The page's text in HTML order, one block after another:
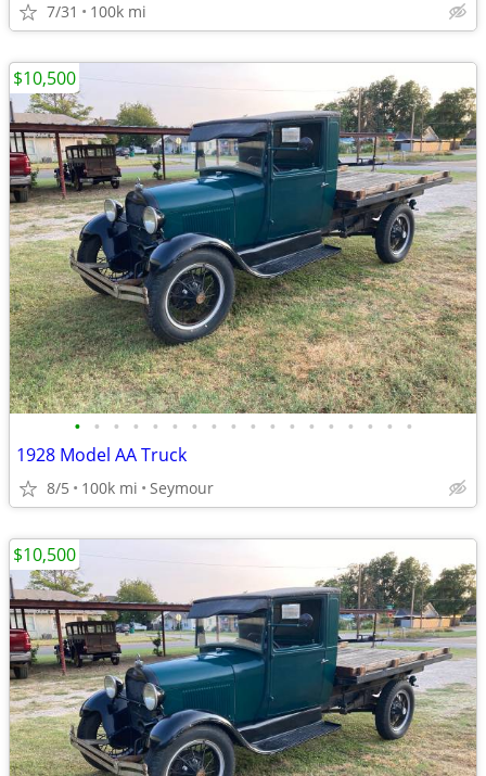
7/31 100k mi
• • • • • • • • • • • • • • • • • •
1928 Model AA Truck
8/5 100k mi Seymour
$10,500
$10,500